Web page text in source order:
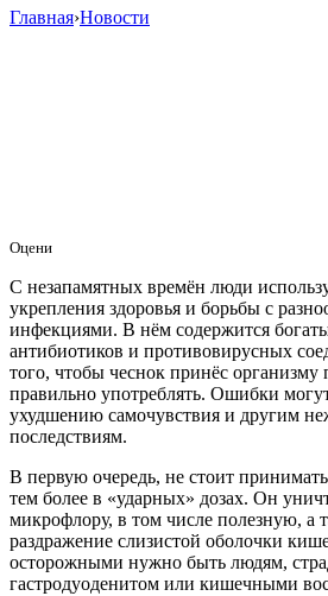
Главная›Новости
Оцени
С незапамятных времён люди
укрепления здоровья и борьбы с
инфекциями. В нём содержится
антибиотиков и противовирусных
того, чтобы чеснок принёс организму
правильно употреблять. Ошибки
ухудшению самочувствия и другим
последствиям.
В первую очередь, не стоит
тем более в «ударных» дозах. Он
микрофлору, в том числе полезную, а
раздражение слизистой оболочки
осторожными нужно быть людям,
гастродуоденитом или кишечными